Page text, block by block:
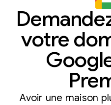
votre
Avoir une maison